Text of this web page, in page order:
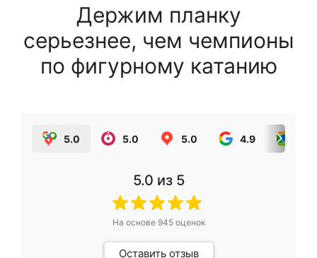
Держим планку
серьезнее, чем чемпионы
по фигурному катанию
5.0 5.0 5.0 4.9
5.0 из 5
На основе 945оценок
Оставить отзыв